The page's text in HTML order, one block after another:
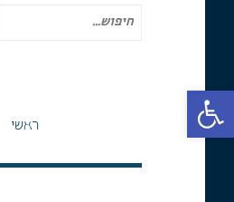
פתח סרגל נגישות
ראשי